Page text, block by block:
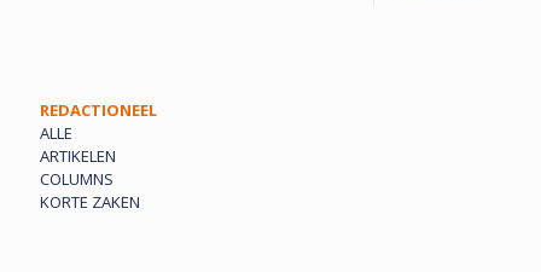
REDACTIONEEL
ALLE
ARTIKELEN
COLUMNS
KORTE ZAKEN